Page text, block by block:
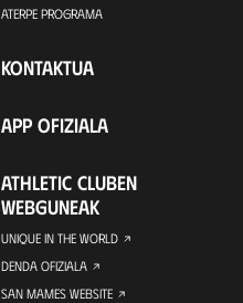
ATERPE PROGRAMA
KONTAKTUA
APP OFIZIALA
ATHLETIC CLUBEN
WEBGUNEAK
UNIQUE IN THE WORLD
DENDA OFIZIALA
SAN MAMES WEBSITE